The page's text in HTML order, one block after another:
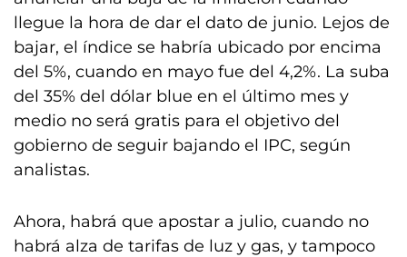
llegue la hora de dar el dato de junio. Lejos de
bajar, el índice se habría ubicado por encima
del 5%, cuando en mayo fue del 4,2%. La suba
del 35% del dólar blue en el último mes y
medio no será gratis para el objetivo del
gobierno de seguir bajando el IPC, según
analistas.
Ahora, habrá que apostar a julio, cuando no
habrá alza de tarifas de luz y gas, y tampoco